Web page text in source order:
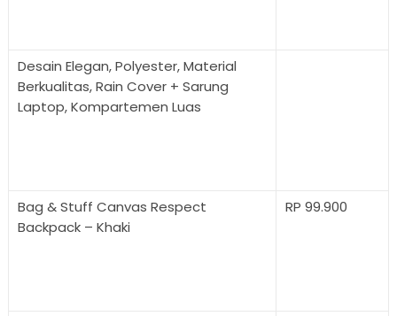
Desain Elegan, Polyester, Material
Berkualitas, Rain Cover + Sarung
Laptop, Kompartemen Luas
Bag & Stuff Canvas Respect
Backpack – Khaki
RP 99.900